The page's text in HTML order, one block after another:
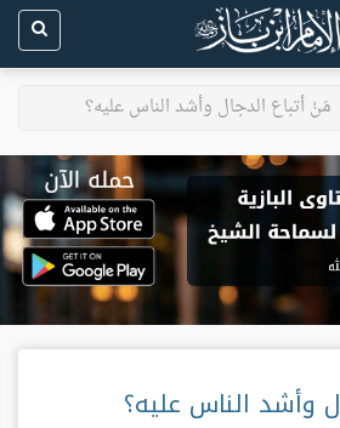
مَنْ أتباع الدجال وأشد الناس عليه؟
وأشد الناس عليه؟